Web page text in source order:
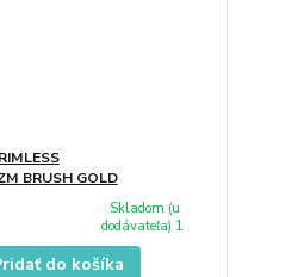
BRUSH GOLD
Skladom (u
dodávateľa) 1
do košíka